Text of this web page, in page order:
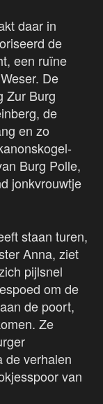
daar in
de
een ruïne
De
Zur Burg
de
en zo
Burg Polle,
jonkvrouwtje
staan turen,
Anna, ziet
pijlsnel
om de
de poort,
Ze
de verhalen
van